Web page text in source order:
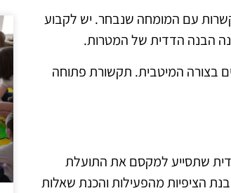
עם המומחה שנבחר. יש לקבוע
הבנה הדדית של המטרות.
בצורה המיטבית. תקשורת פתוחה
שתסייע למקסם את התועלת
הציפיות מהפעילות והכנת שאלות